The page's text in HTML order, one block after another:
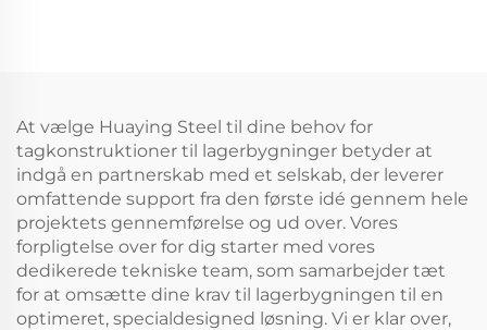
At vælge Huaying Steel til dine behov for
tagkonstruktioner til lagerbygninger betyder at
indgå en partnerskab med et selskab, der leverer
omfattende support fra den første idé gennem hele
projektets gennemførelse og ud over. Vores
forpligtelse over for dig starter med vores
dedikerede tekniske team, som samarbejder tæt
for at omsætte dine krav til lagerbygningen til en
optimeret, specialdesigned løsning. Vi er klar over,